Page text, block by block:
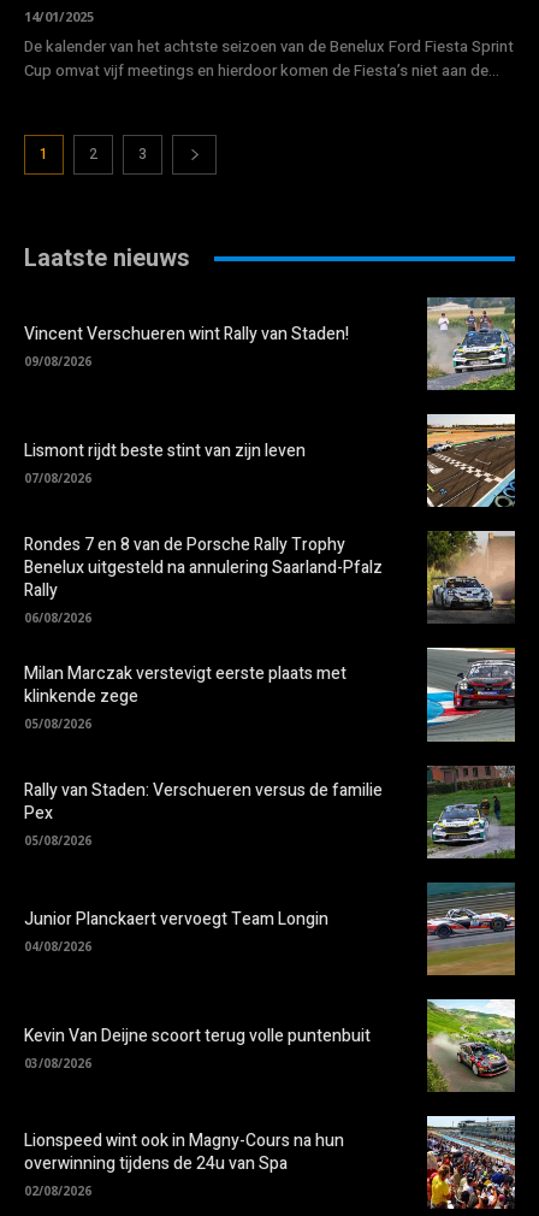
14/01/2025
De kalender van het achtste seizoen van de Benelux Ford Fiesta Sprint
Cup omvat vijf meetings en hierdoor komen de Fiesta’s niet aan de...
1 2 3
Laatste nieuws
Vincent Verschueren wint Rally van Staden!
09/08/2026
Lismont rijdt beste stint van zijn leven
07/08/2026
Rondes 7 en 8 van de Porsche Rally Trophy
Benelux uitgesteld na annulering Saarland-Pfalz
Rally
06/08/2026
Milan Marczak verstevigt eerste plaats met
klinkende zege
05/08/2026
Rally van Staden: Verschueren versus de familie
Pex
05/08/2026
Junior Planckaert vervoegt Team Longin
04/08/2026
Kevin Van Deijne scoort terug volle puntenbuit
03/08/2026
Lionspeed wint ook in Magny-Cours na hun
overwinning tijdens de 24u van Spa
02/08/2026